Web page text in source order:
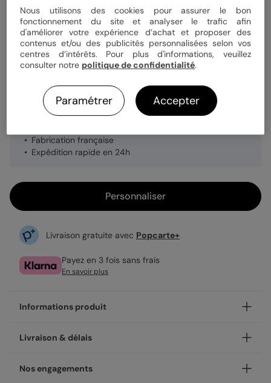
Format Sticker 3.8 cm
Quantité 8 stickers
3,92 €
Fabrication française
Expédition rapide en 24h
Personnaliser
Livraison gratuite avec Popcarte+
Payez en 3 fois sans frais
En savoir plus
Informations produit
Personnalisez votre sticker Confettis, et ajoutez une touche
À coller partout, les stickers sont un détail qui font la
Livraison & délais
Votre création est imprimée avec soin en 48h dans nos
Nos engagements
Nous utilisons des cookies pour assurer le bon
fonctionnement du site et analyser le trafic afin
d'améliorer votre expérience d’achat et proposer des
contenus et/ou des publicités personnalisées selon vos
centres d’intérêts. Pour plus d'informations, veuillez
consulter notre politique de confidentialité.
Paramétrer Accepter